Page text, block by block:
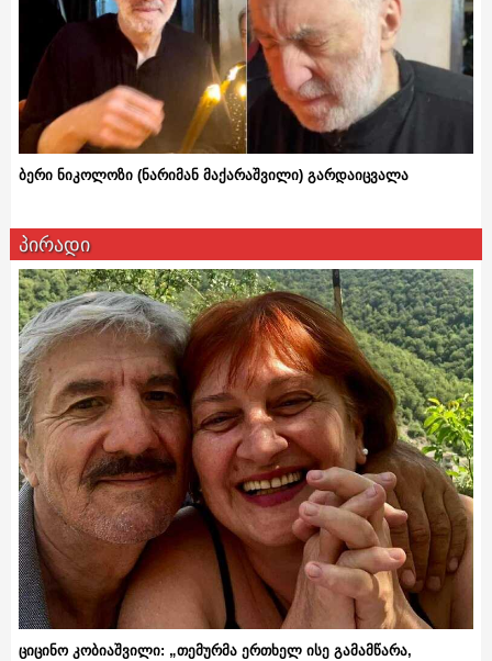
ბერი ნიკოლოზი (ნარიმან მაქარაშვილი) გარდაიცვალა
პირადი
ციცინო კობიაშვილი: „თემურმა ერთხელ ისე გამამწარა,